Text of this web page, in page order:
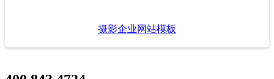
摄影企业网站模板